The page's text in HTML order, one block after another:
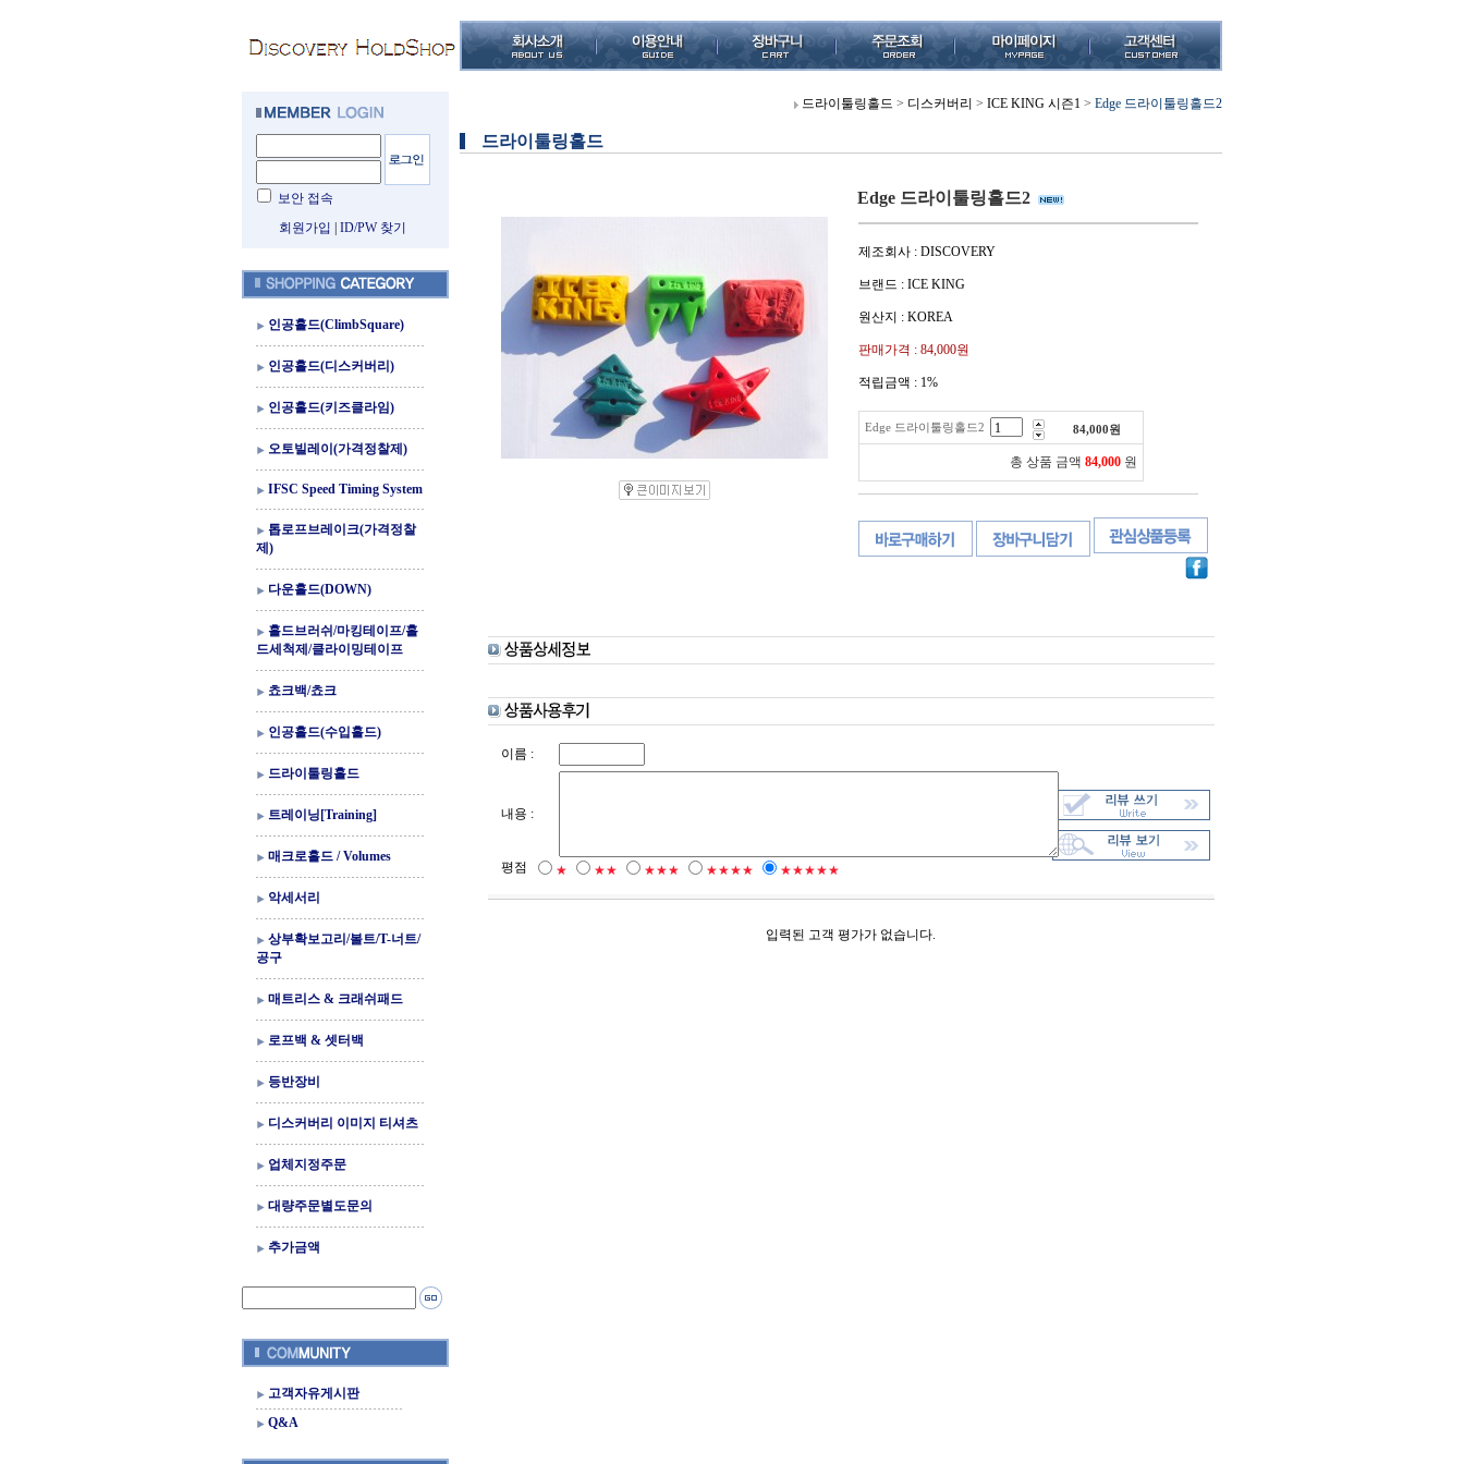
보안 접속
회원가입
ID/PW 찾기
인공홀드(ClimbSquare)
인공홀드(디스커버리)
인공홀드(키즈클라임)
오토빌레이(가격정찰제)
IFSC Speed Timing System
톱로프브레이크(가격정찰
제)
다운홀드(DOWN)
홀드브러쉬/마킹테이프/홀
드세척제/클라이밍테이프
쵸크백/쵸크
인공홀드(수입홀드)
드라이툴링홀드
트레이닝[Training]
매크로홀드 / Volumes
악세서리
상부확보고리/볼트/T-너트/
공구
매트리스 & 크래쉬패드
로프백 & 셋터백
등반장비
디스커버리 이미지 티셔츠
업체지정주문
대량주문별도문의
추가금액
고객자유게시판
Q&A
드라이툴링홀드 > 디스커버리 > ICE KING 시즌1 > Edge 드라이툴링홀드2
드라이툴링홀드
Edge 드라이툴링홀드2
제조회사 : DISCOVERY
브랜드 : ICE KING
원산지 : KOREA
판매가격 : 84,000원
적립금액 : 1%
Edge 드라이툴링홀드2 84,000원
총 상품 금액 84,000 원
이름 :
내용 :
평점 ★ ★★ ★★★ ★★★★ ★★★★★
입력된 고객 평가가 없습니다.